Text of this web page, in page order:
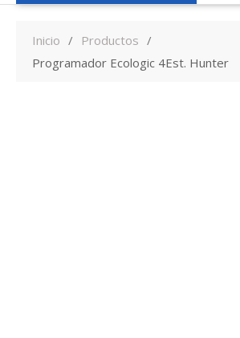
Inicio
Productos
Programador Ecologic 4Est. Hunter